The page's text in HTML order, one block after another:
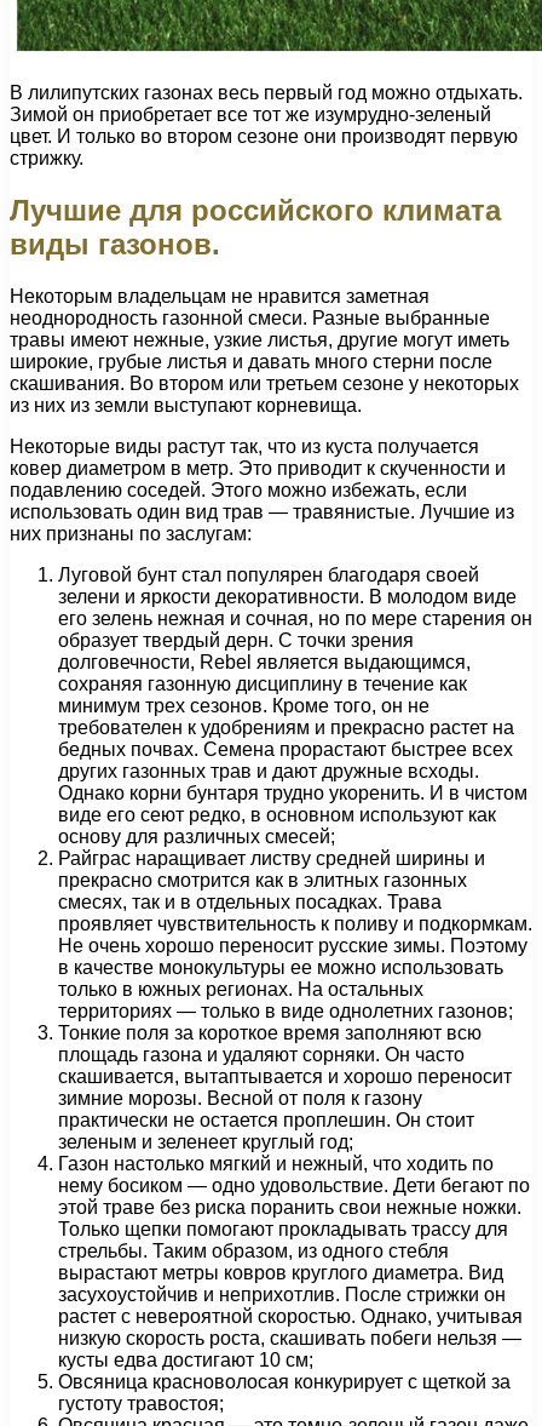
В лилипутских газонах весь первый год можно отдыхать.
Зимой он приобретает все тот же изумрудно-зеленый
цвет. И только во втором сезоне они производят первую
стрижку.
Лучшие для российского климата
виды газонов.
Некоторым владельцам не нравится заметная
неоднородность газонной смеси. Разные выбранные
травы имеют нежные, узкие листья, другие могут иметь
широкие, грубые листья и давать много стерни после
скашивания. Во втором или третьем сезоне у некоторых
из них из земли выступают корневища.
Некоторые виды растут так, что из куста получается
ковер диаметром в метр. Это приводит к скученности и
подавлению соседей. Этого можно избежать, если
использовать один вид трав — травянистые. Лучшие из
них признаны по заслугам:
Луговой бунт стал популярен благодаря своей
зелени и яркости декоративности. В молодом виде
его зелень нежная и сочная, но по мере старения он
образует твердый дерн. С точки зрения
долговечности, Rebel является выдающимся,
сохраняя газонную дисциплину в течение как
минимум трех сезонов. Кроме того, он не
требователен к удобрениям и прекрасно растет на
бедных почвах. Семена прорастают быстрее всех
других газонных трав и дают дружные всходы.
Однако корни бунтаря трудно укоренить. И в чистом
виде его сеют редко, в основном используют как
основу для различных смесей;
Райграс наращивает листву средней ширины и
прекрасно смотрится как в элитных газонных
смесях, так и в отдельных посадках. Трава
проявляет чувствительность к поливу и подкормкам.
Не очень хорошо переносит русские зимы. Поэтому
в качестве монокультуры ее можно использовать
только в южных регионах. На остальных
территориях — только в виде однолетних газонов;
Тонкие поля за короткое время заполняют всю
площадь газона и удаляют сорняки. Он часто
скашивается, вытаптывается и хорошо переносит
зимние морозы. Весной от поля к газону
практически не остается проплешин. Он стоит
зеленым и зеленеет круглый год;
Газон настолько мягкий и нежный, что ходить по
нему босиком — одно удовольствие. Дети бегают по
этой траве без риска поранить свои нежные ножки.
Только щепки помогают прокладывать трассу для
стрельбы. Таким образом, из одного стебля
вырастают метры ковров круглого диаметра. Вид
засухоустойчив и неприхотлив. После стрижки он
растет с невероятной скоростью. Однако, учитывая
низкую скорость роста, скашивать побеги нельзя —
кусты едва достигают 10 см;
Овсяница красноволосая конкурирует с щеткой за
густоту травостоя;